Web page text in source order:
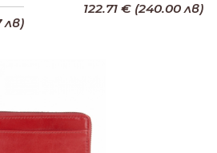
лв)
122.71 € (240.00 лв)